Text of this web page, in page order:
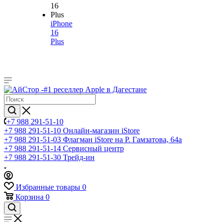
iPhone
16
Plus
+7 988 291-51-10
+7 988 291-51-10 Онлайн-магазин iStore
+7 988 291-51-03 Флагман iStore на Р. Гамзатова, 64а
+7 988 291-51-14 Сервисный центр
+7 988 291-51-30 Трейд-ин
Избранные товары 0
Корзина 0